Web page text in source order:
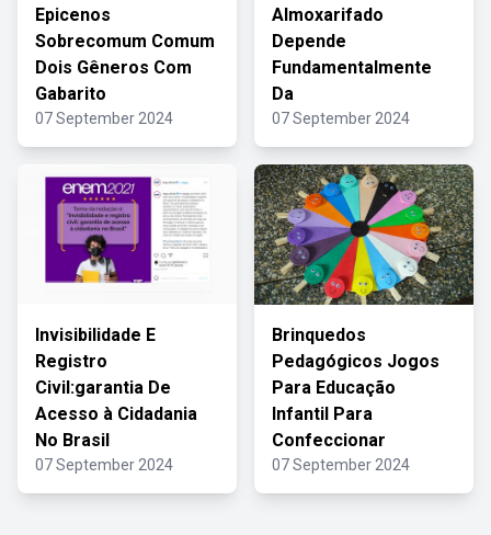
Epicenos
Sobrecomum Comum
Dois Gêneros Com
Gabarito
07 September 2024
Almoxarifado
Depende
Fundamentalmente
Da
07 September 2024
Invisibilidade E
Registro
Civil:garantia De
Acesso à Cidadania
No Brasil
07 September 2024
Brinquedos
Pedagógicos Jogos
Para Educação
Infantil Para
Confeccionar
07 September 2024